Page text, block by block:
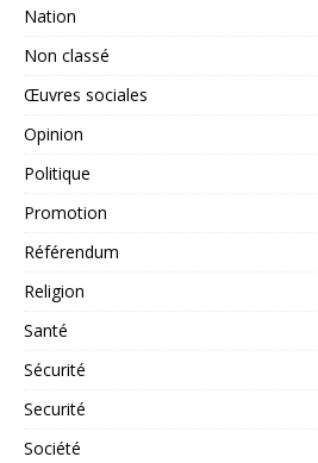
Nation
Non classé
Œuvres sociales
Opinion
Politique
Promotion
Référendum
Religion
Santé
Sécurité
Securité
Société